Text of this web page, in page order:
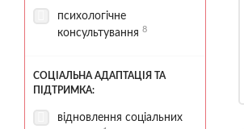
психологічне
консультування 8
СОЦІАЛЬНА АДАПТАЦІЯ ТА
ПІДТРИМКА:
відновлення соціальних